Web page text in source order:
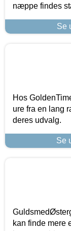
næppe findes
Se
Hos
ure fra en lang
deres udvalg.
Se
kan finde mere